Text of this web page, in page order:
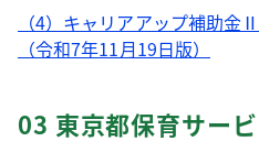
（4）キャリアアップ補助金
（令和7年11月19日版）
03 東京都保育サー